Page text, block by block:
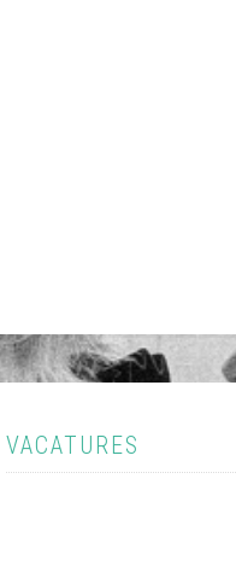
VACATURES